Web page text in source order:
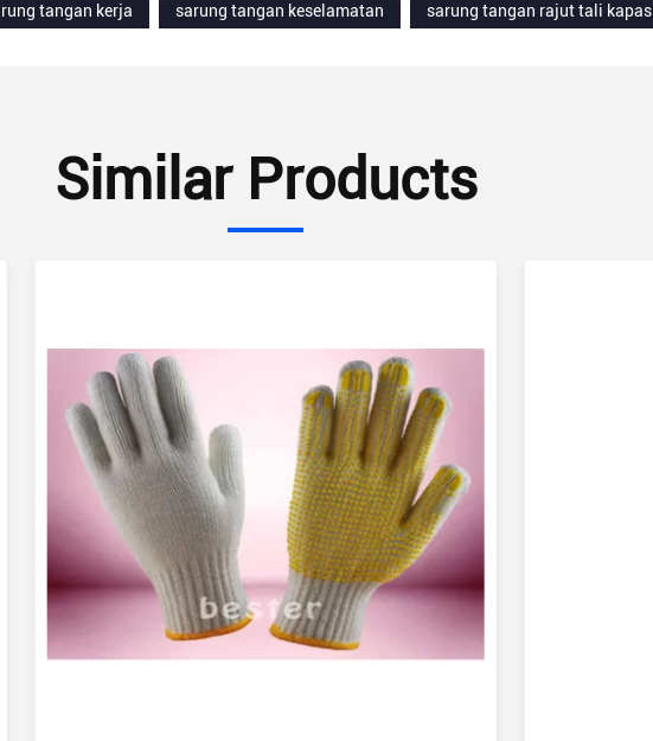
tangan kerja
sarung tangan keselamatan sarung tangan rajut tali kapas
Similar Products